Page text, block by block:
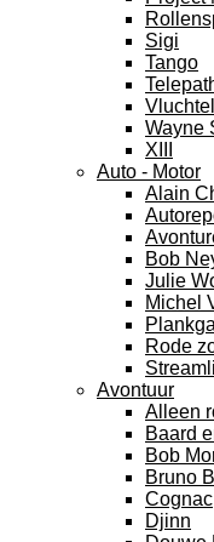
Sigi
Tango
Wayne
XIII
Auto - Motor
Alain
Bob
Julie
Michel
Rode
Avontuur
Alleen
Baard
Bob
Bruno
Cognac
Djinn